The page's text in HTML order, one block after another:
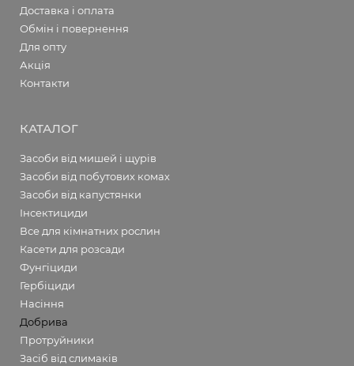
Доставка і оплата
Обмін і повернення
Для опту
Акція
Контакти
КАТАЛОГ
Засоби від мишей і щурів
Засоби від побутових комах
Засоби від капустянки
Інсектициди
Все для кімнатних рослин
Касети для розсади
Фунгіциди
Гербіциди
Насіння
Добрива
Протруйники
Засіб від слимаків